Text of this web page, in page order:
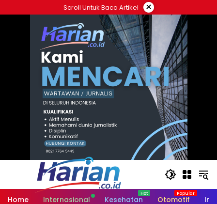
ke
Scroll Untuk Baca Artikel ×
Home Internasional Kesehatan Otomotif